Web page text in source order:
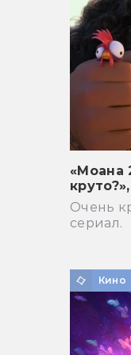
«Моана
Очень
сериал.
Кино